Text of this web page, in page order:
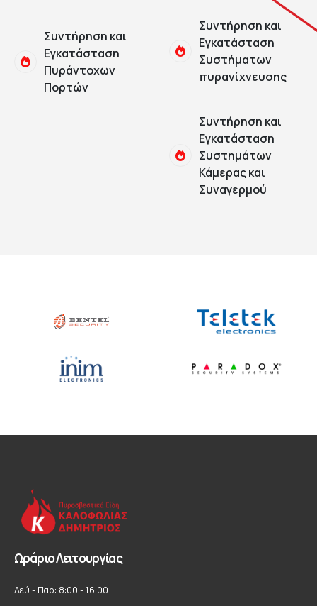
Συντήρηση και
Εγκατάσταση
Πυράντοχων
Πορτών
Συντήρηση και
Εγκατάσταση
Συστήματων
πυρανίχνευσης
Συντήρηση και
Εγκατάσταση
Συστημάτων
Κάμερας και
Συναγερμού
Ωράριο Λειτουργίας
Δεύ - Παρ: 8:00 - 16:00